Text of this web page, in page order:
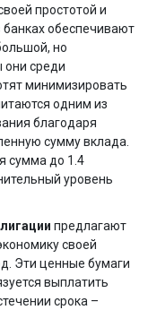
простотой и
обеспечивают
но
они среди
минимизировать
одним из
благодаря
сумму вклада.
сумма до 1.4
уровень
предлагают
своей
Эти ценные бумаги
выплатить
срока –